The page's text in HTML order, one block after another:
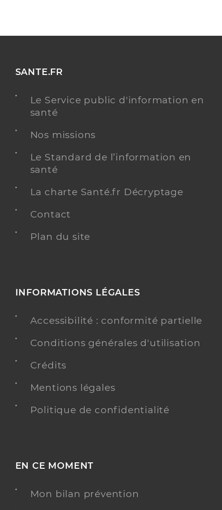
SANTE.FR
Le Service public d'information en
santé
Nos missions
Le Standard de l’information en
santé
La charte Santé.fr Décryptage
Contact
Plan du site
INFORMATIONS LÉGALES
Accessibilité : conformité partielle
Conditions générales d'utilisation
Crédits
Mentions légales
Politique de confidentialité
EN CE MOMENT
Mon bilan prévention